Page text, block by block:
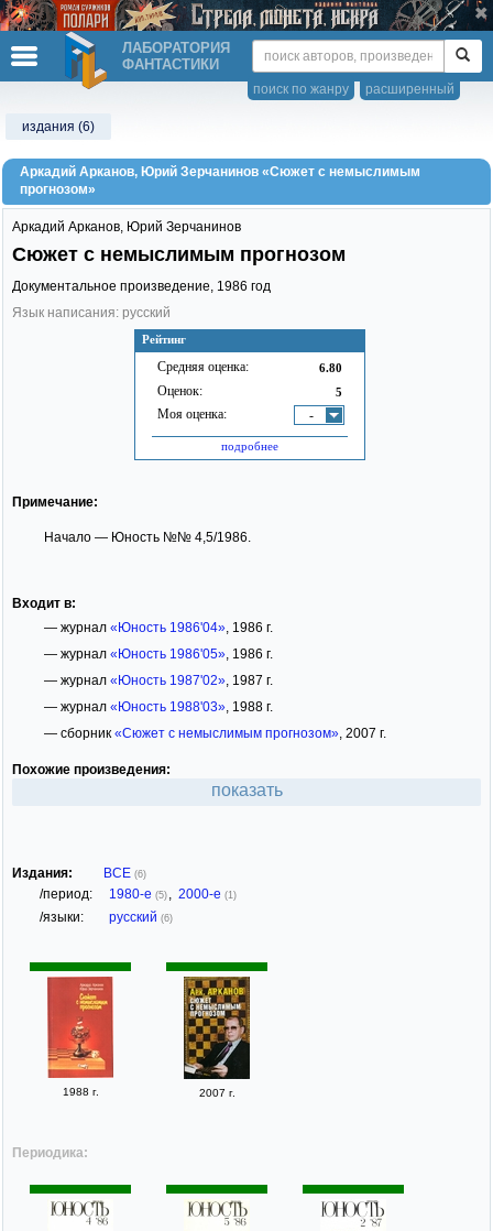
ЛАБОРАТОРИЯ
ФАНТАСТИКИ
расширенный
поиск по жанру
издания (6)
Аркадий Арканов, Юрий Зерчанинов «Сюжет с немыслимым
прогнозом»
Рейтинг
Средняя оценка: 6.80
Оценок: 5
Моя оценка: -
подробнее
Аркадий Арканов, Юрий Зерчанинов
Сюжет с немыслимым прогнозом
Документальное произведение, 1986 год
Язык написания: русский
Примечание:
Начало — Юность №№ 4,5/1986.
Входит в:
— журнал «Юность 1986'04», 1986 г.
— журнал «Юность 1986'05», 1986 г.
— журнал «Юность 1987'02», 1987 г.
— журнал «Юность 1988'03», 1988 г.
— сборник «Сюжет с немыслимым прогнозом», 2007 г.
Похожие произведения:
показать
Издания: ВСЕ (6)
/период: 1980-е (5) , 2000-е (1)
/языки: русский (6)
1988 г. 2007 г.
Периодика: